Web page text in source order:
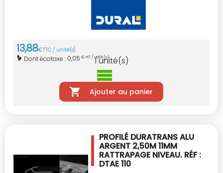
13,88€TTC / unité(s)
Dont écotaxe : 0,05 € HT / unité(s)
1unité(s)
Ajouter au panier
PROFILÉ DURATRANS ALU
ARGENT 2,50M 11MM
RATTRAPAGE NIVEAU. RÉF :
DTAE 110